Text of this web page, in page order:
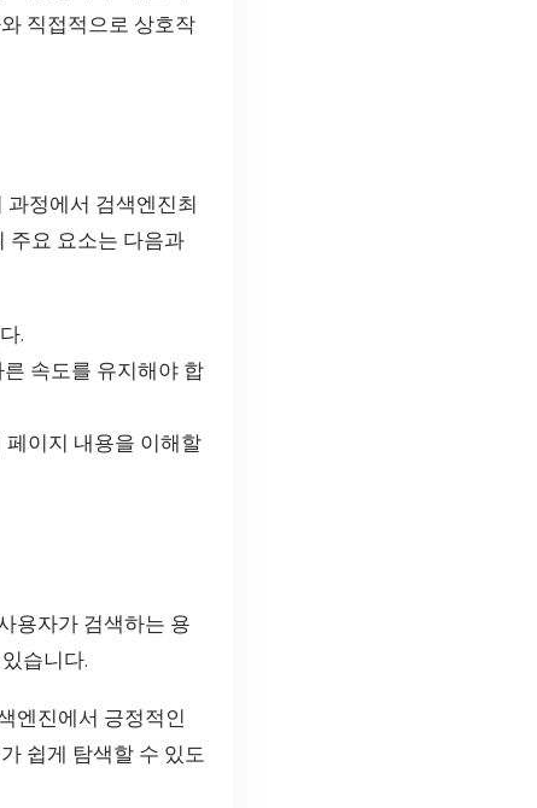
직접적으로 상호작
정에서 검색엔진최
주요 요소는 다음과
.
속도를 유지해야 합
이지 내용을 이해할
용자가 검색하는 용
습니다.
엔진에서 긍정적인
쉽게 탐색할 수 있도